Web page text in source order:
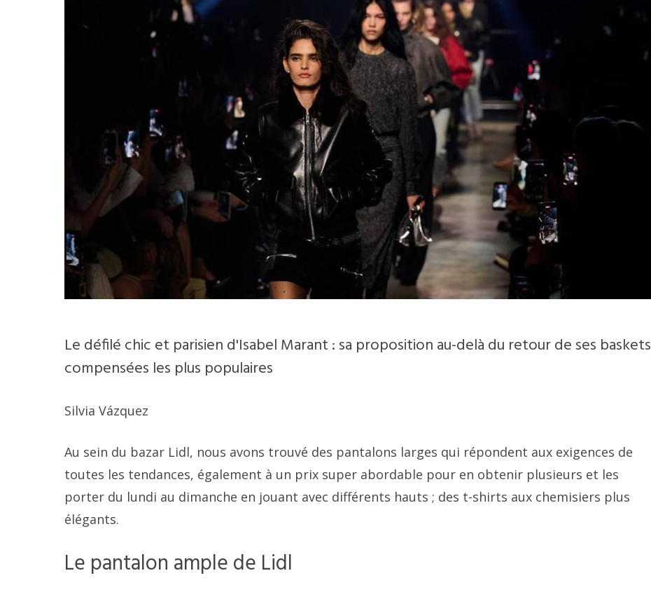
Le défilé chic et parisien d'Isabel Marant : sa proposition au-delà du retour de ses baskets
compensées les plus populaires
Silvia Vázquez
Au sein du bazar Lidl, nous avons trouvé des pantalons larges qui répondent aux exigences de
toutes les tendances, également à un prix super abordable pour en obtenir plusieurs et les
porter du lundi au dimanche en jouant avec différents hauts ; des t-shirts aux chemisiers plus
élégants.
Le pantalon ample de Lidl